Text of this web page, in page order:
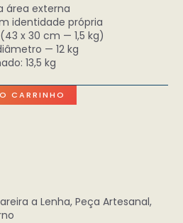
área externa
identidade própria
x 30 cm — 1,5 kg)
— 12 kg
13,5 kg
CARRINHO
a Lenha, Peça Artesanal,